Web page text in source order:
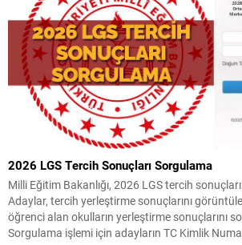
2026 LGS Tercih Sonuçları Sorgulama
Milli Eğitim Bakanlığı, 2026 LGS tercih
Adaylar, tercih yerleştirme sonuçlarını
öğrenci alan okulların yerleştirme sonuçlarını
Sorgulama işlemi için adayların TC Kimlik